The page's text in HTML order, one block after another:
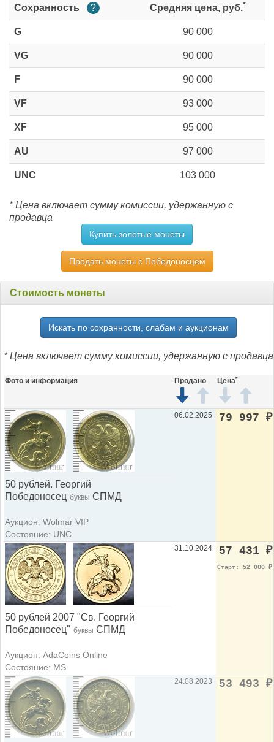
Сохранность
? Средняя цена, руб.*
G 90 000
VG 90 000
F 90 000
VF 93 000
XF 95 000
AU 97 000
UNC 103 000
* Цена включает сумму комиссии, удержанную с
продавца
Купить золотые монеты
Продать монеты с Победоносцем
Стоимость монеты
Искать по сохранности, слабам и аукционам
* Цена включает сумму комиссии, удержанную с продавца
Фото и информация Продано Цена*
50 рублей. Георгий
Победоносец буквы СПМД
Аукцион: Wolmar VIP
Состояние: UNC
06.02.2025 79 997 ₽
50 рублей 2007 "Св. Георгий
Победоносец" буквы СПМД
Аукцион: AdaCoins Online
Состояние: MS
31.10.2024 57 431 ₽
Старт: 52 000 ₽
24.08.2023 53 493 ₽